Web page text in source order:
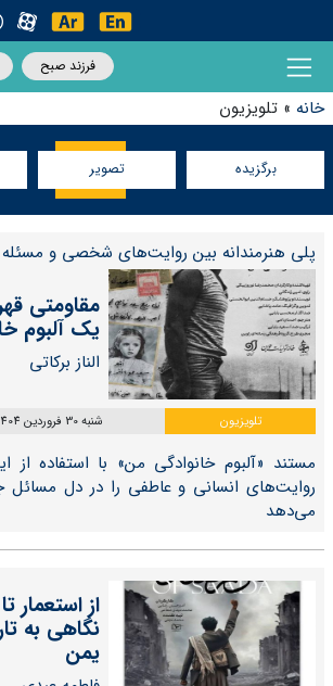
فرزند صبح
خانه » تلویزیون
برگزیده تصویر
پلی هنرمندانه بین روایت‌های شخصی و
مقاومتی
یک آلبوم
الناز برکاتی
تلویزیون شنبه 30 فروردین 1404، ساعت 17:42
مستند «آلبوم خانوادگی‌ من» با استفاده از
روایت‌های انسانی و عاطفی را در دل مسائل
می‌دهد
از استعمار
نگاهی به
یمن